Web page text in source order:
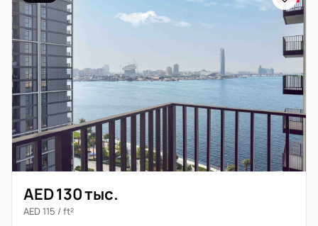
AED 130 тыс.
AED 115 / ft²